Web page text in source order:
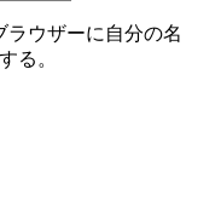
ラウザーに自分の名
る。